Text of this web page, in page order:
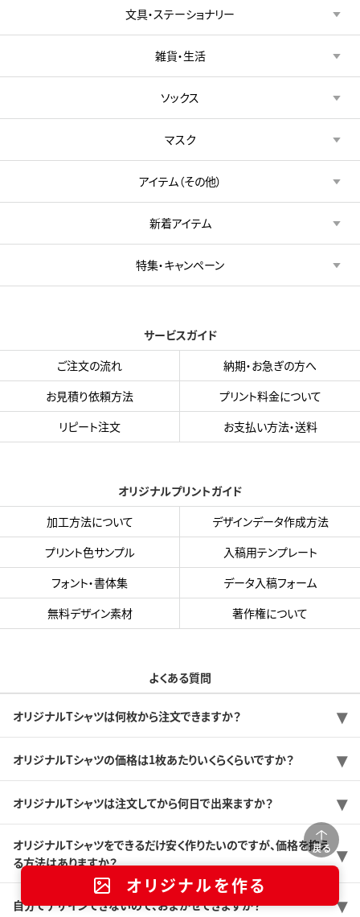
戻る
オリジナルを作る
文具・ステーショナリー
雑貨・生活
ソックス
マスク
アイテム（その他）
新着アイテム
特集・キャンペーン
サービスガイド
ご注文の流れ
納期・お急ぎの方へ
お見積り依頼方法
プリント料金について
リピート注文
お支払い方法・送料
オリジナルプリントガイド
加工方法について
デザインデータ作成方法
プリント色サンプル
入稿用テンプレート
フォント・書体集
データ入稿フォーム
無料デザイン素材
著作権について
よくある質問
オリジナルTシャツは何枚から注文できますか？
オリジナルTシャツの価格は1枚あたりいくらくらいですか？
オリジナルTシャツは注文してから何日で出来ますか？
オリジナルTシャツをできるだけ安く作りたいのですが、価格を抑え
る方法はありますか？
自分でデザインできないので、おまかせできますか？